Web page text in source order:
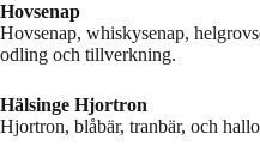
Hovsenap
Hovsenap, whiskysenap,
odling och tillverkning.
Hälsinge Hjortron
Hjortron, blåbär, tranbär, och